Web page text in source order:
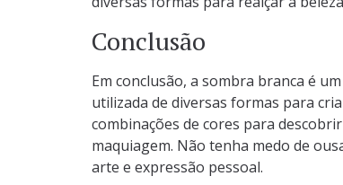
Conclusão
Em conclusão, a sombra branca é
utilizada de diversas formas para
combinações de cores para
maquiagem. Não tenha medo de
arte e expressão pessoal.